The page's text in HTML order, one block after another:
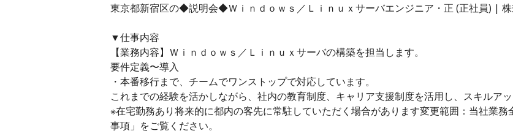
東京都新宿区の◆説明会◆Ｗｉｎｄｏｗｓ／Ｌｉｎｕｘサーバエンジニア・正 (正社員) |
▼仕事内容
【業務内容】Ｗｉｎｄｏｗｓ／Ｌｉｎｕｘサーバの構築を担当します。
要件定義〜導入
・本番移行まで、チームでワンストップで対応しています。
これまでの経験を活かしながら、社内の教育制度、キャリア支援制度を活用し、スキルア
※在宅勤務あり将来的に都内の客先に常駐していただく場合があります変更範囲：当社業
事項」をご覧ください。